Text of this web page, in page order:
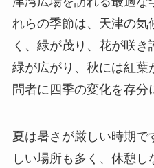
れらの季節は、天津の気
く、緑が茂り、花が咲
緑が広がり、秋には紅葉
問者に四季の変化を存分
夏は暑さが厳しい時期
しい場所も多く、休憩